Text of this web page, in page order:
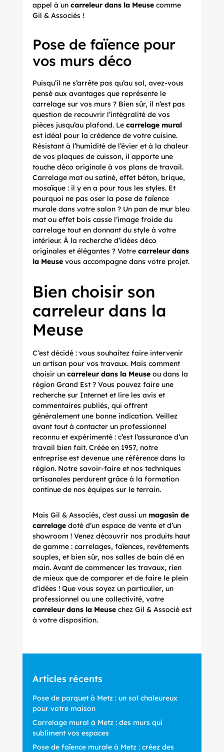
appel à un carreleur dans la Meusecomme
Gil & Associés !
Pose de faïence pour
vos murs déco
Puisqu’il ne s’arrête pas qu’au sol, avez-vous
pensé aux avantages que représente le
carrelage sur vos murs ? Bien sûr, il n’est pas
question de recouvrir l’intégralité de vos
pièces jusqu’au plafond. Le carrelage mural
est idéal pour la crédence de votre cuisine.
Résistant à l’humidité de l’évier et à la chaleur
de vos plaques de cuisson, il apporte une
touche déco originale à vos plans de travail.
Carrelage mat ou satiné, effet béton, brique,
mosaïque : il y en a pour tous les styles. Et
pourquoi ne pas oser la pose de faïence
muraledans votre salon ? Un pan de mur bleu
mat ou effet bois casse l’image froide du
carrelage tout en donnant du style à votre
intérieur. À la recherche d’idées déco
originales et élégantes ? Votre carreleur dans
la Meusevous accompagne dans votre projet.
Bien choisir son
carreleur dans la
Meuse
C’est décidé : vous souhaitez faire intervenir
un artisan pour vos travaux. Mais comment
choisir un carreleur dans la Meuseou dans la
région Grand Est ? Vous pouvez faire une
recherche sur Internet et lire les avis et
commentaires publiés, qui offrent
généralement une bonne indication. Veillez
avant tout à contacter un professionnel
reconnu et expérimenté : c’est l’assurance d’un
travail bien fait. Créée en 1957, notre
entreprise est devenue une référence dans la
région. Notre savoir-faire et nos techniques
artisanales perdurent grâce à la formation
continue de nos équipes sur le terrain.
Mais Gil & Associés, c’est aussi un magasin de
carrelagedoté d’un espace de vente et d’un
showroom ! Venez découvrir nos produits haut
de gamme : carrelages, faïences, revêtements
souples, et bien sûr, nos salles de bain clé en
main. Avant de commencer les travaux, rien
de mieux que de comparer et de faire le plein
d’idées ! Que vous soyez un particulier, un
professionnel ou une collectivité, votre
carreleur dans la Meusechez Gil & Associé est
à votre disposition.
Articles récents
Pose de parquet à Metz : un sol chaleureux
pour votre maison
Carrelage mural à Metz : des murs qui
subliment vos espaces
Pose de faïence murale à Metz : créez des